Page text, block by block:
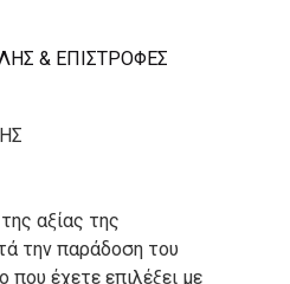
& ΕΠΙΣΤΡΟΦΈΣ
αξίας της
την παράδοση του
έχετε επιλέξει με